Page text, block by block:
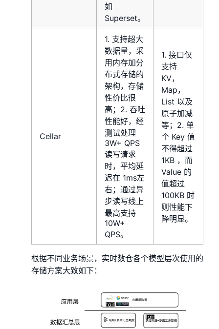
如
Superset。
Cellar
1. 支持超大
数据量，采
用内存加分
布式存储的
架构，存储
性价比很
高；2. 吞吐
性能好，经
测试处理
3W+ QPS
读写请求
时，平均延
迟在 1ms左
右；通过异
步读写线上
最高支持
10W+
QPS。
1. 接口仅
支持
KV，
Map，
List 以及
原子加减
等；2. 单
个 Key 值
不得超过
1KB ，而
Value 的
值超过
100KB 时
则性能下
降明显。
根据不同业务场景，实时数仓各个模型层次使用的
存储方案大致如下：